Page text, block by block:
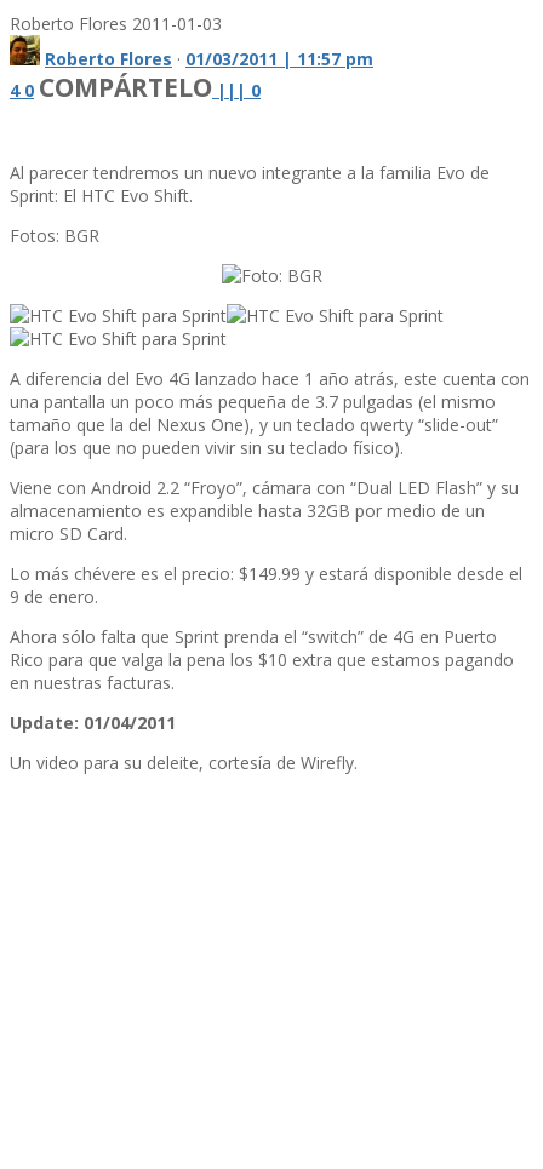
Roberto Flores 2011-01-03
Roberto Flores · 01/03/2011 | 11:57 pm
4 0 COMPÁRTELO | | | 0
Al parecer tendremos un nuevo integrante a la familia Evo de
Sprint: El HTC Evo Shift.
Fotos: BGR
A diferencia del Evo 4G lanzado hace 1 año atrás, este cuenta con
una pantalla un poco más pequeña de 3.7 pulgadas (el mismo
tamaño que la del Nexus One), y un teclado qwerty “slide-out”
(para los que no pueden vivir sin su teclado fí­sico).
Viene con Android 2.2 “Froyo”, cámara con “Dual LED Flash” y su
almacenamiento es expandible hasta 32GB por medio de un
micro SD Card.
Lo más chévere es el precio: $149.99 y estará disponible desde el
9 de enero.
Ahora sólo falta que Sprint prenda el “switch” de 4G en Puerto
Rico para que valga la pena los $10 extra que estamos pagando
en nuestras facturas.
Update: 01/04/2011
Un video para su deleite, cortesí­a de Wirefly.